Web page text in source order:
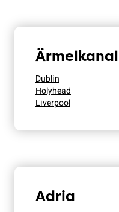
Ärmelkanal
Dublin
Holyhead
Liverpool
Adria